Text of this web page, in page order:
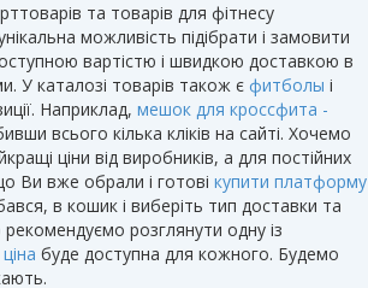
та товарів для фітнесу
можливість підібрати і замовити
вартістю і швидкою доставкою в
У каталозі товарів також є фитболы і
Наприклад, мешок для кроссфита -
всього кілька кліків на сайті. Хочемо
ціни від виробників, а для постійних
Ви вже обрали і готові купити платформу
в кошик і виберіть тип доставки та
розглянути одну із
буде доступна для кожного. Будемо